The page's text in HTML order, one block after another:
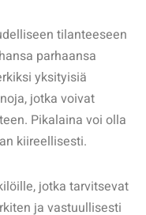
tilanteeseen
parhaansa
yksityisiä
jotka voivat
Pikalaina voi olla
kiireellisesti.
jotka tarvitsevat
ja vastuullisesti